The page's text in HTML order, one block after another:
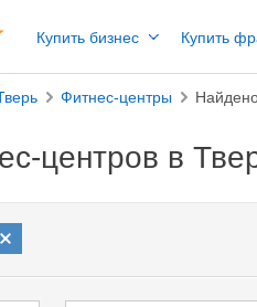
Купить бизнес Купить
Фитнес-центры
центров в